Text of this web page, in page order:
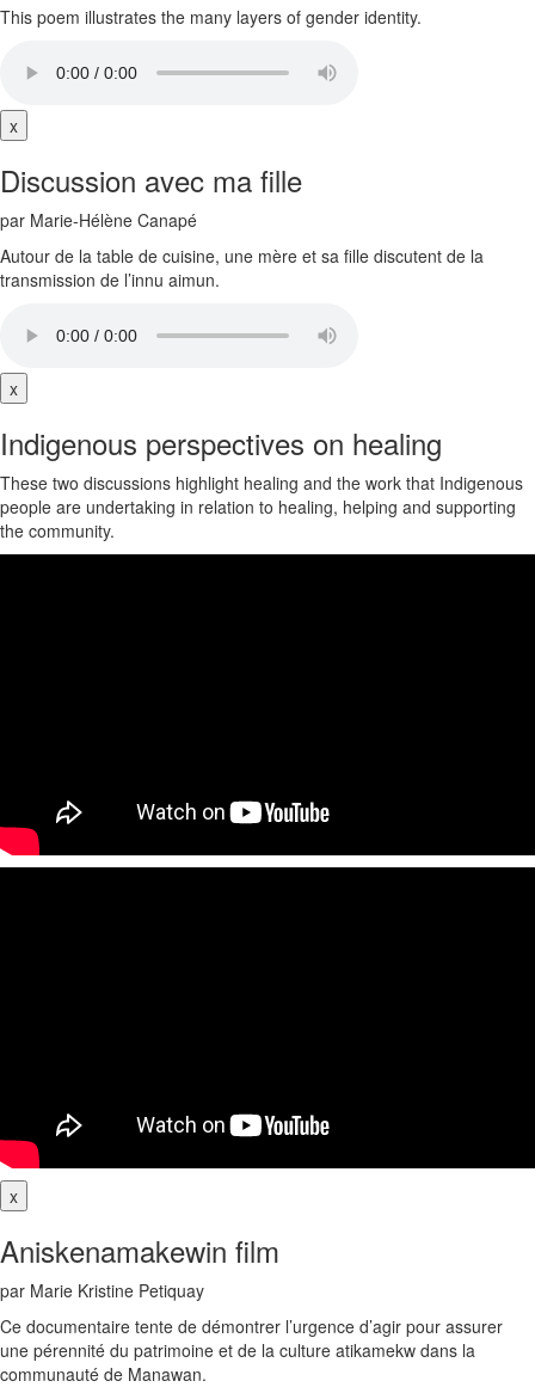
This poem illustrates the many layers of gender identity.
x
Discussion avec ma fille
par Marie-Hélène Canapé
Autour de la table de cuisine, une mère et sa fille discutent de la
transmission de l’innu aimun.
x
Indigenous perspectives on healing
These two discussions highlight healing and the work that Indigenous
people are undertaking in relation to healing, helping and supporting
the community.
x
Aniskenamakewin film
par Marie Kristine Petiquay
Ce documentaire tente de démontrer l’urgence d’agir pour assurer
une pérennité du patrimoine et de la culture atikamekw dans la
communauté de Manawan.